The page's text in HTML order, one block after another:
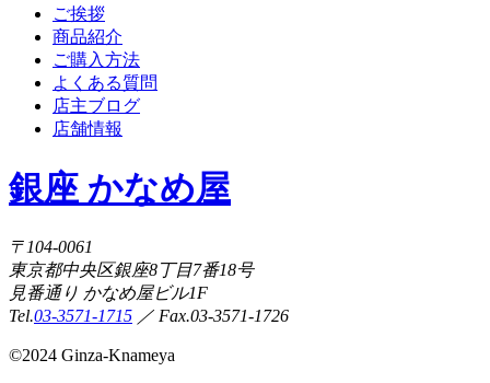
ご挨拶
商品紹介
ご購入方法
よくある質問
店主ブログ
店舗情報
銀座 かなめ屋
〒104-0061
東京都中央区銀座8丁目7番18号
見番通り かなめ屋ビル1F
Tel.03-3571-1715 ／ Fax.03-3571-1726
©2024 Ginza-Knameya